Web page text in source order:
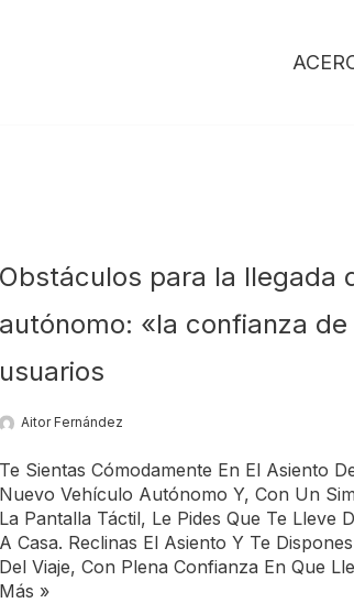
Obstáculos para la llegada
autónomo: «la confianza de
usuarios
Aitor Fernández
Te Sientas Cómodamente En El Asiento
Nuevo Vehículo Autónomo Y, Con Un
La Pantalla Táctil, Le Pides Que Te Lleve
A Casa. Reclinas El Asiento Y Te
Del Viaje, Con Plena Confianza En Que
Más »